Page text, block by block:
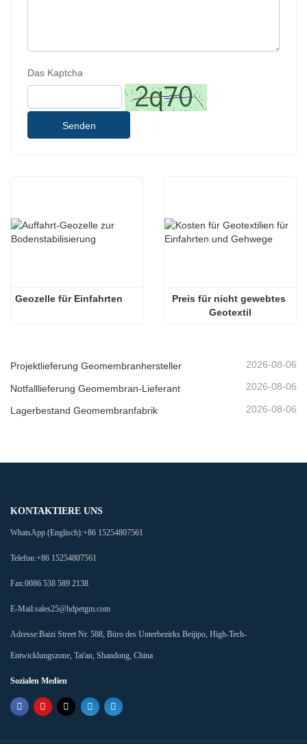
Das Kaptcha
Senden
Geozelle für Einfahrten
Preis für nicht gewebtes
Geotextil
Projektlieferung Geomembranhersteller 2026-08-06
Notfalllieferung Geomembran-Lieferant 2026-08-06
Lagerbestand Geomembranfabrik 2026-08-06
KONTAKTIERE UNS
WhatsApp (Englisch):+86 15254807561
Telefon:+86 15254807561
Fax:0086 538 589 2138
E-Mail:sales25@hdpetgm.com
Adresse:Baizi Street Nr. 588, Büro des Unterbezirks Beijipo, High-Tech-
Entwicklungszone, Tai'an, Shandong, China
Sozialen Medien